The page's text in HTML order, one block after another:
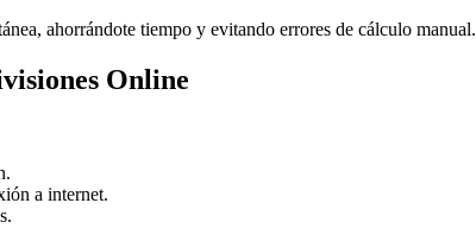
ahorrándote tiempo y evitando errores de cálculo manual.
Online
a internet.